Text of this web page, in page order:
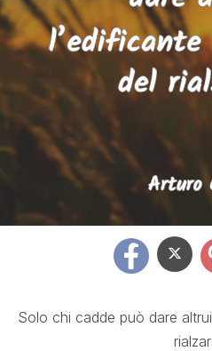
Solo chi cadde può dare